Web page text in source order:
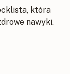
która
nawyki.